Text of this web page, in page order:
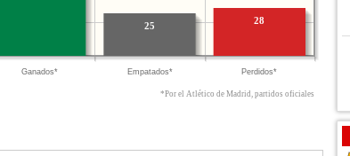
Ganados* Empatados* Perdidos*
28
25
*Por el Atlético de Madrid, partidos oficiales